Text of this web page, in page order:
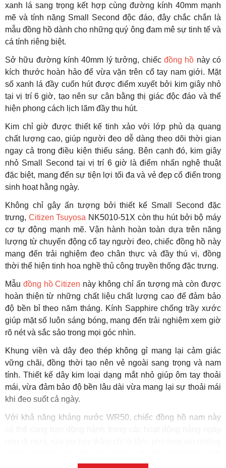
xanh lá sang trọng kết hợp cùng đường kính 40mm mạnh
mẽ và tính năng Small Second độc đáo, đây chắc chắn là
mẫu đồng hồ dành cho những quý ông đam mê sự tinh tế và
cá tính riêng biệt.
Sở hữu đường kính 40mm lý tưởng, chiếc đồng hồ này có
kích thước hoàn hảo để vừa vặn trên cổ tay nam giới. Mặt
số xanh lá đầy cuốn hút được điểm xuyết bởi kim giây nhỏ
tại vị trí 6 giờ, tạo nên sự cân bằng thị giác độc đáo và thể
hiện phong cách lịch lãm đầy thu hút.
Kim chỉ giờ được thiết kế tinh xảo với lớp phủ dạ quang
chất lượng cao, giúp người đeo dễ dàng theo dõi thời gian
ngay cả trong điều kiện thiếu sáng. Bên cạnh đó, kim giây
nhỏ Small Second tại vị trí 6 giờ là điểm nhấn nghệ thuật
đặc biệt, mang đến sự tiện lợi tối đa và vẻ đẹp cổ điển trong
sinh hoạt hằng ngày.
Không chỉ gây ấn tượng bởi thiết kế Small Second đặc
trưng, Citizen Tsuyosa NK5010-51X còn thu hút bởi bộ máy
cơ tự động mạnh mẽ. Vận hành hoàn toàn dựa trên năng
lượng từ chuyển động cổ tay người đeo, chiếc đồng hồ này
mang đến trải nghiệm đeo chân thực và đầy thú vị, đồng
thời thể hiện tinh hoa nghề thủ công truyền thống đặc trưng.
Mẫu đồng hồ Citizen này không chỉ ấn tượng mà còn được
hoàn thiện từ những chất liệu chất lượng cao để đảm bảo
độ bền bỉ theo năm tháng. Kính Sapphire chống trầy xước
giúp mặt số luôn sáng bóng, mang đến trải nghiệm xem giờ
rõ nét và sắc sảo trong mọi góc nhìn.
Khung viền và dây đeo thép không gỉ mang lại cảm giác
vững chãi, đồng thời tạo nên vẻ ngoài sang trọng và nam
tính. Thiết kế dây kim loại dạng mắt nhỏ giúp ôm tay thoải
mái, vừa đảm bảo độ bền lâu dài vừa mang lại sự thoải mái
khi đeo suốt cả ngày.
Với khả năng kháng nước WR50, chiếc đồng hồ nam này
cổ điển và đẳng cấp.